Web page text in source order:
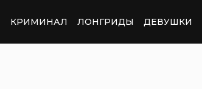
КРИМИНАЛ ЛОНГРИДЫ ДЕВУШКИ